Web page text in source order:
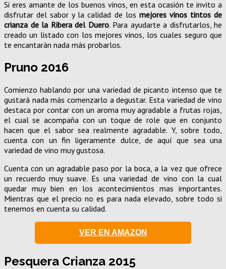
Si eres amante de los buenos vinos, en esta ocasión te invito a
disfrutar del sabor y la calidad de los mejores vinos tintos de
crianza de la Ribera del Duero. Para ayudarte a disfrutarlos, he
creado un listado con los mejores vinos, los cuales seguro que
te encantarán nada más probarlos.
Pruno 2016
Comienzo hablando por una variedad de picanto intenso que te
gustará nada más comenzarlo a degustar. Esta variedad de vino
destaca por contar con un aroma muy agradable a frutas rojas,
el cual se acompaña con un toque de role que en conjunto
hacen que el sabor sea realmente agradable. Y, sobre todo,
cuenta con un fin ligeramente dulce, de aquí que sea una
variedad de vino muy gustosa.
Cuenta con un agradable paso por la boca, a la vez que ofrece
un recuerdo muy suave. Es una variedad de vino con la cual
quedar muy bien en los acontecimientos mas importantes.
Mientras que el precio no es para nada elevado, sobre todo si
tenemos en cuenta su calidad.
VER EN AMAZON
Pesquera Crianza 2015